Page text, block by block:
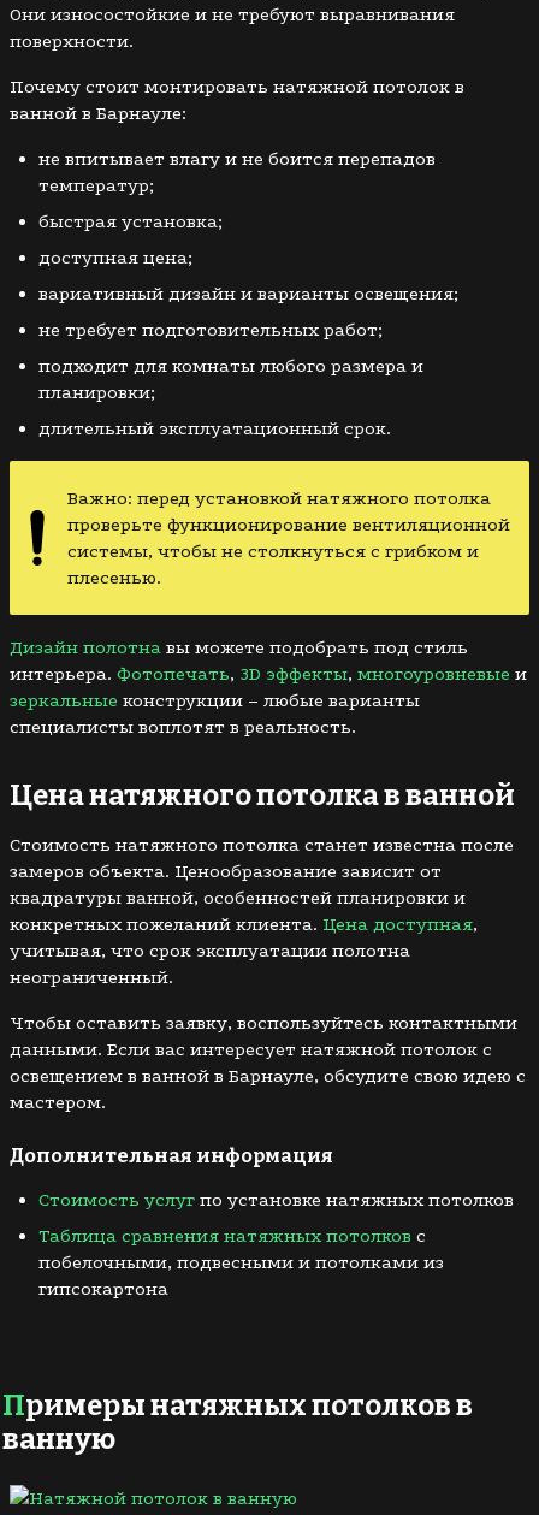
Они износостойкие и не требуют выравнивания
поверхности.
Почему стоит монтировать натяжной потолок в
ванной в Барнауле:
не впитывает влагу и не боится перепадов
температур;
быстрая установка;
доступная цена;
вариативный дизайн и варианты освещения;
не требует подготовительных работ;
подходит для комнаты любого размера и
планировки;
длительный эксплуатационный срок.
Важно: перед установкой натяжного потолка
проверьте функционирование вентиляционной
системы, чтобы не столкнуться с грибком и
плесенью.
Дизайн полотна вы можете подобрать под стиль
интерьера. Фотопечать, 3D эффекты, многоуровневые и
зеркальные конструкции – любые варианты
специалисты воплотят в реальность.
Цена натяжного потолка в ванной
Стоимость натяжного потолка станет известна после
замеров объекта. Ценообразование зависит от
квадратуры ванной, особенностей планировки и
конкретных пожеланий клиента. Цена доступная,
учитывая, что срок эксплуатации полотна
неограниченный.
Чтобы оставить заявку, воспользуйтесь контактными
данными. Если вас интересует натяжной потолок с
освещением в ванной в Барнауле, обсудите свою идею с
мастером.
Дополнительная информация
Стоимость услуг по установке натяжных потолков
Таблица сравнения натяжных потолков с
побелочными, подвесными и потолками из
гипсокартона
Примеры натяжных потолков в
ванную